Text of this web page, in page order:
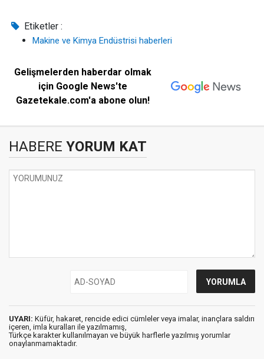
Etiketler :
Makine ve Kimya Endüstrisi haberleri
Gelişmelerden haberdar olmak
için Google News'te
Gazetekale.com'a abone olun!
HABERE YORUM KAT
UYARI: Küfür, hakaret, rencide edici cümleler veya imalar, inançlara saldırı
içeren, imla kuralları ile yazılmamış,
Türkçe karakter kullanılmayan ve büyük harflerle yazılmış yorumlar
onaylanmamaktadır.